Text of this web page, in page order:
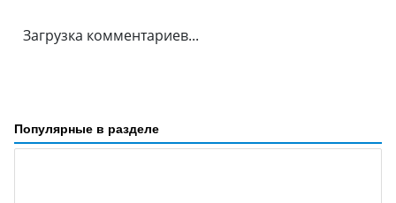
Загрузка комментариев...
Популярные в разделе